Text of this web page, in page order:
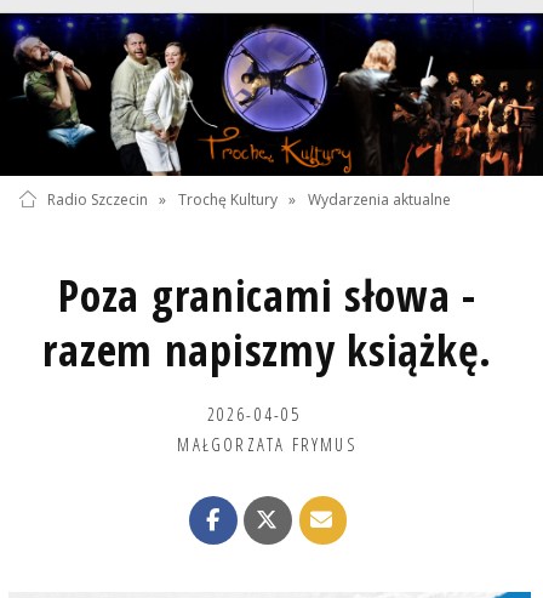
Radio Szczecin » Trochę Kultury » Wydarzenia aktualne
Poza granicami słowa -
razem napiszmy książkę.
2026-04-05
MAŁGORZATA FRYMUS